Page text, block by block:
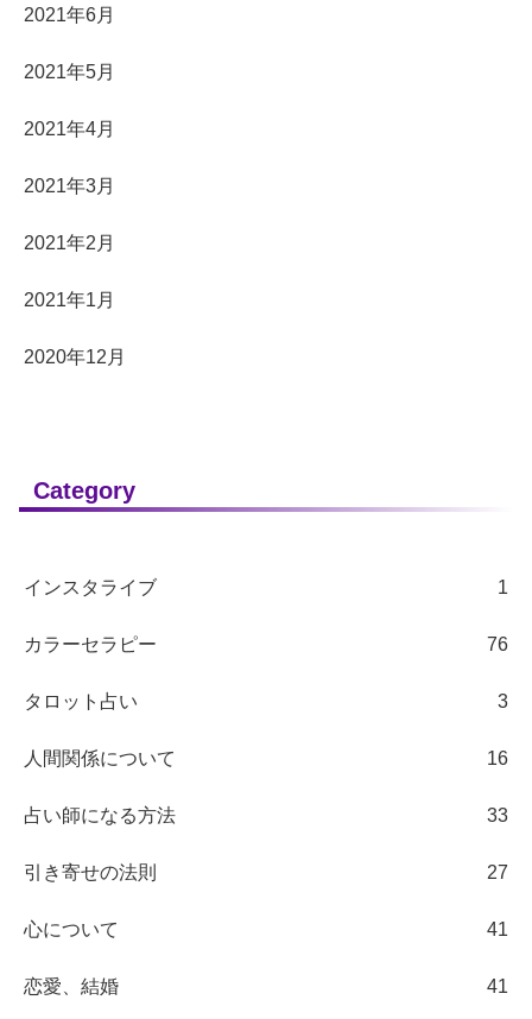
2021年6月
2021年5月
2021年4月
2021年3月
2021年2月
2021年1月
2020年12月
Category
インスタライブ 1
カラーセラピー 76
タロット占い 3
人間関係について 16
占い師になる方法 33
引き寄せの法則 27
心について 41
恋愛、結婚 41